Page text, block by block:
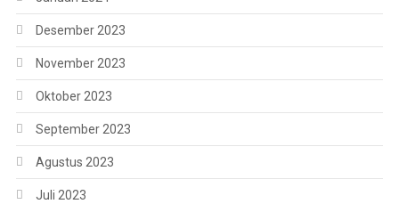
Desember 2023
November 2023
Oktober 2023
September 2023
Agustus 2023
Juli 2023